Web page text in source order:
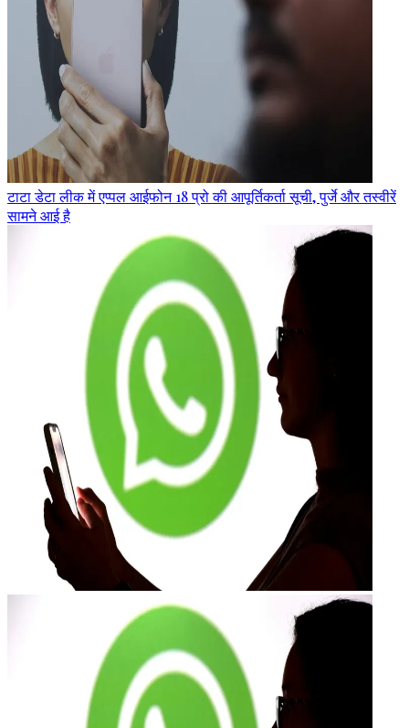
टाटा डेटा लीक में एप्पल आईफोन 18 प्रो की आपूर्तिकर्ता सूची, पुर्जे और तस्वीरें
सामने आई है